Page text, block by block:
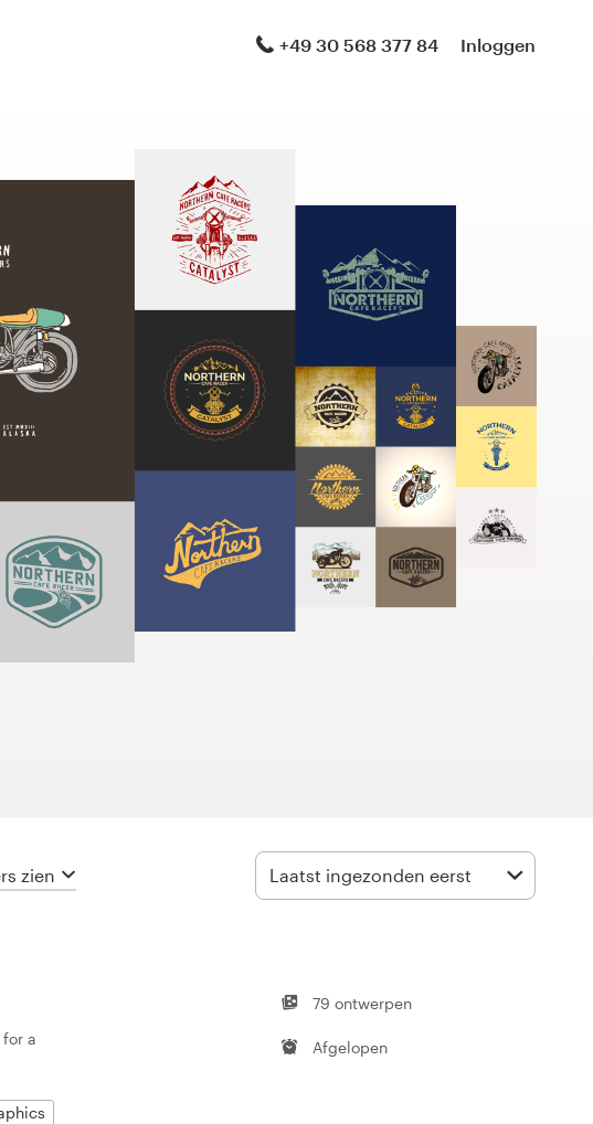
+49 30 568 377 84 Inloggen
zien Laatst ingezonden eerst
a
79 ontwerpen
Afgelopen